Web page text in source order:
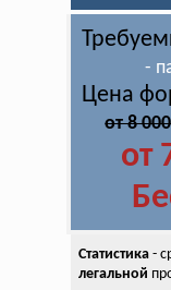
-
Цена
от 8 000
от
Статистика-
легальной